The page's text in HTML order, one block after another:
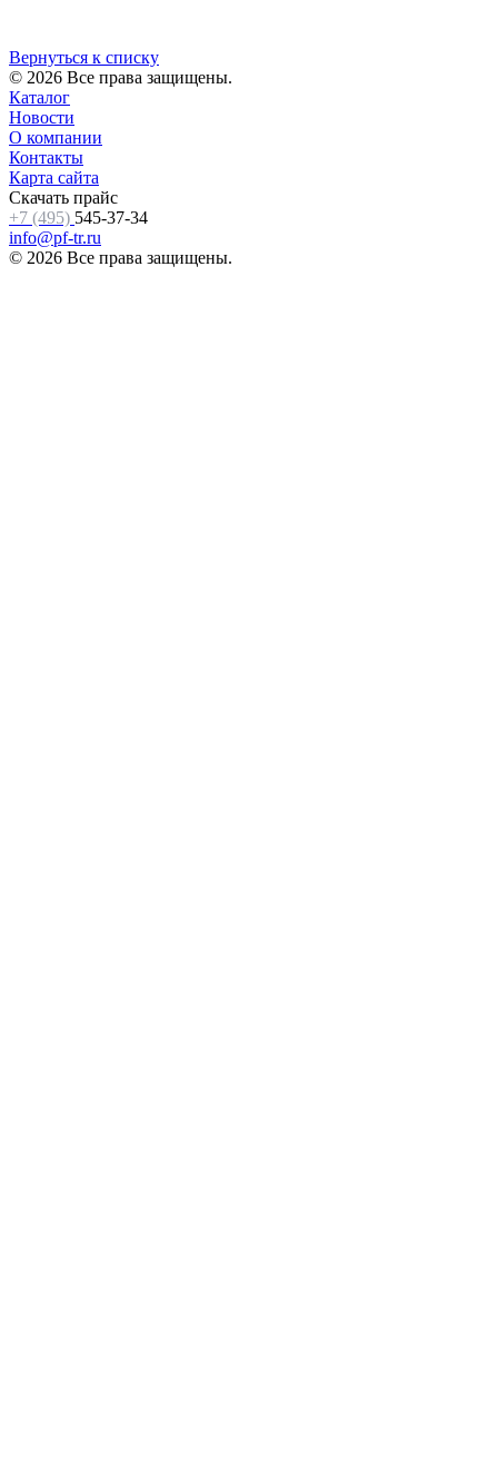
Вернуться к списку
© 2026 Все права защищены.
Каталог
Новости
О компании
Контакты
Карта сайта
Скачать прайс
+7 (495) 545-37-34
info@pf-tr.ru
© 2026 Все права защищены.